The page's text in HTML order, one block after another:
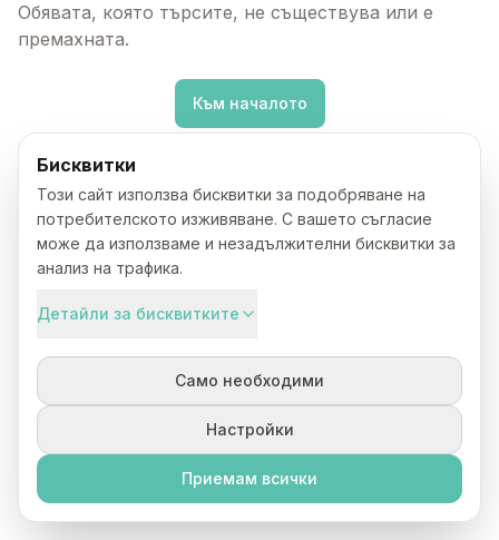
Обявата, която търсите, не съществува или е
премахната.
Към началото
Бисквитки
Този сайт използва бисквитки за подобряване на
потребителското изживяване. С вашето съгласие
може да използваме и незадължителни бисквитки за
анализ на трафика.
Детайли за бисквитките
Само необходими
Настройки
Приемам всички